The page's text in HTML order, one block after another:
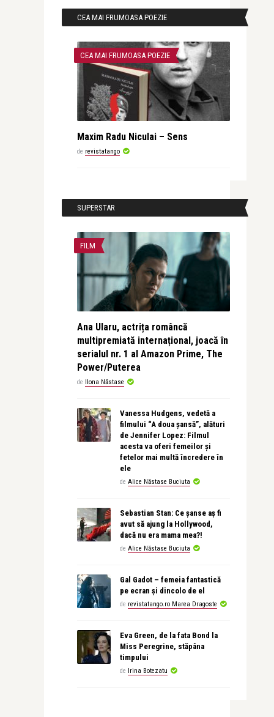
CEA MAI FRUMOASA POEZIE
CEA MAI FRUMOASA POEZIE
Maxim Radu Niculai – Sens
de revistatango
SUPERSTAR
FILM
Ana Ularu, actrița româncă
multipremiată internațional, joacă în
serialul nr. 1 al Amazon Prime, The
Power/Puterea
de Ilona Năstase
Vanessa Hudgens, vedetă a
filmului “A doua șansă”, alături
de Jennifer Lopez: Filmul
acesta va oferi femeilor și
fetelor mai multă încredere în
ele
de Alice Năstase Buciuta
Sebastian Stan: Ce șanse aș fi
avut să ajung la Hollywood,
dacă nu era mama mea?!
de Alice Năstase Buciuta
Gal Gadot – femeia fantastică
pe ecran și dincolo de el
de revistatango.ro Marea Dragoste
Eva Green, de la fata Bond la
Miss Peregrine, stăpâna
timpului
de Irina Botezatu